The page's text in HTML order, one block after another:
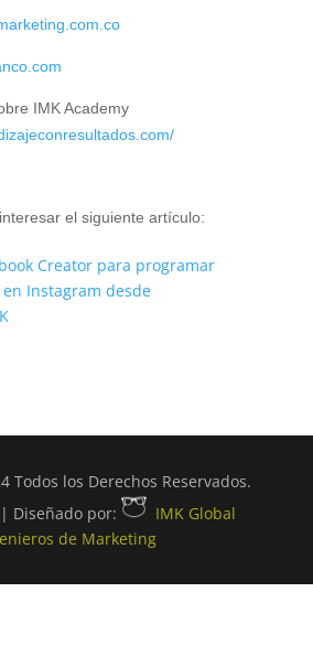
IMK Academy
el siguiente artículo:
Creator para programar
Instagram desde
Todos los Derechos Reservados.
Diseñado por:
IMK Global
de Marketing